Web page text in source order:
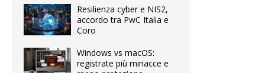
Resilienza cyber e NIS2,
accordo tra PwC Italia e
Coro
Windows vs macOS:
registrate più minacce e